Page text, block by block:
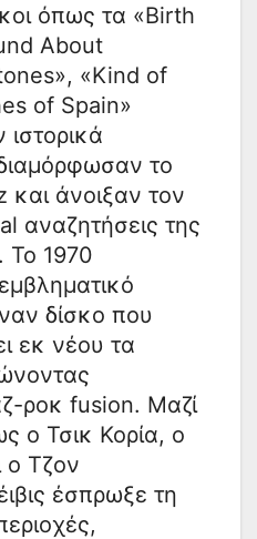
όπως τα «Birth
About
«Kind of
of Spain»
το
άνοιξαν τον
αναζητήσεις της
Το 1970
δίσκο που
εκ νέου τα
ροκ fusion. Μαζί
ο Τσικ Κορία, ο
ο Τζον
έσπρωξε τη